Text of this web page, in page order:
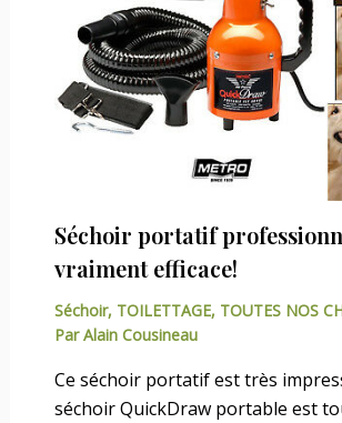
Séchoir portatif
vraiment efficace!
Séchoir, TOILETTAGE, TOUTES NOS
ParAlain Cousineau
Ce séchoir portatif est très
séchoir QuickDraw portable est